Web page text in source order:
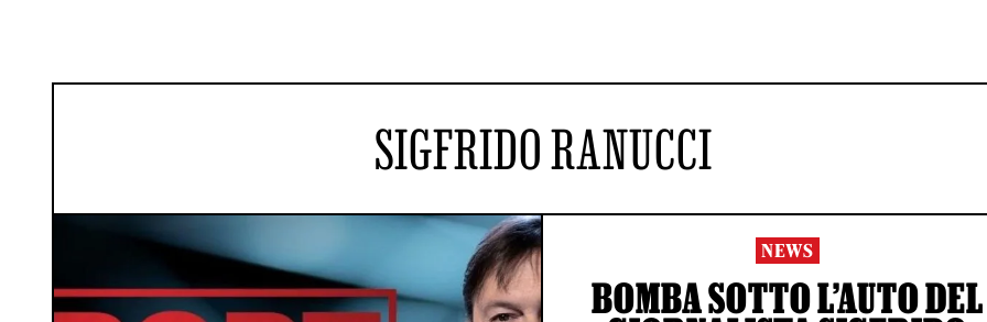
SIGFRIDO RANUCCI
NEWS
BOMBA SOTTO L’AUTO DEL